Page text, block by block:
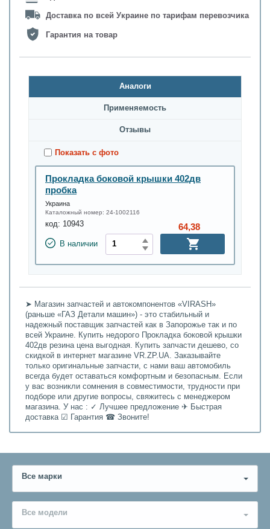
Доставка по всей Украине по тарифам перевозчика
Гарантия на товар
Аналоги
Применяемость
Oтзывы
Показать с фото
Прокладка боковой крышки 402дв
пробка
Украина
Каталожный номер: 24-1002116
код: 10943
В наличии
64,38
➤ Магазин запчастей и автокомпонентов «VIRASH»
(раньше «ГАЗ Детали машин») - это стабильный и
надежный поставщик запчастей как в Запорожье так и по
всей Украине. Купить недорого Прокладка боковой крышки
402дв резина цена выгодная. Купить запчасти дешево, со
скидкой в интернет магазине VR.ZP.UA. Заказывайте
только оригинальные запчасти, с нами ваш автомобиль
всегда будет оставаться комфортным и безопасным. Если
у вас возникли сомнения в совместимости, трудности при
подборе или другие вопросы, свяжитесь с менеджером
магазина. У нас : ✓ Лучшее предложение ✈ Быстрая
доставка ☑ Гарантия ☎ Звоните!
Все марки
Все модели